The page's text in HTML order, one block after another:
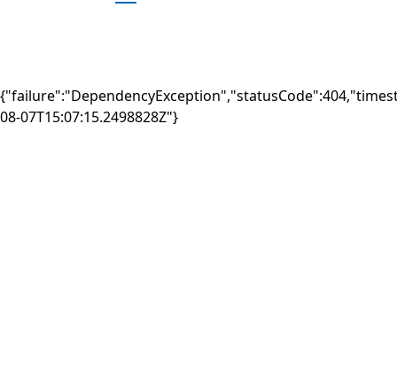
08-07T15:07:15.2498828Z"}